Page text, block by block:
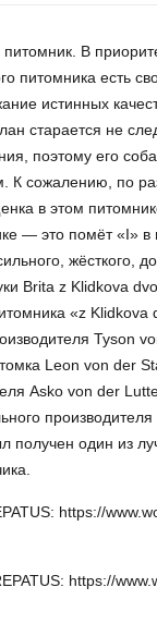
В
питомника есть
истинных
старается не
поэтому его
К сожалению, по
в этом
— это помёт «I»
жёсткого,
Brita z Klidkova
«z Klidkova
Tyson
Leon von der
Asko von der
получен один из
https://
https://